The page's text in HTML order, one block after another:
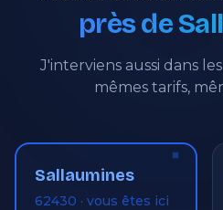
près de
J'interviens aussi dans
mêmes tarifs,
Sallaumines
62430 · vous êtes ici